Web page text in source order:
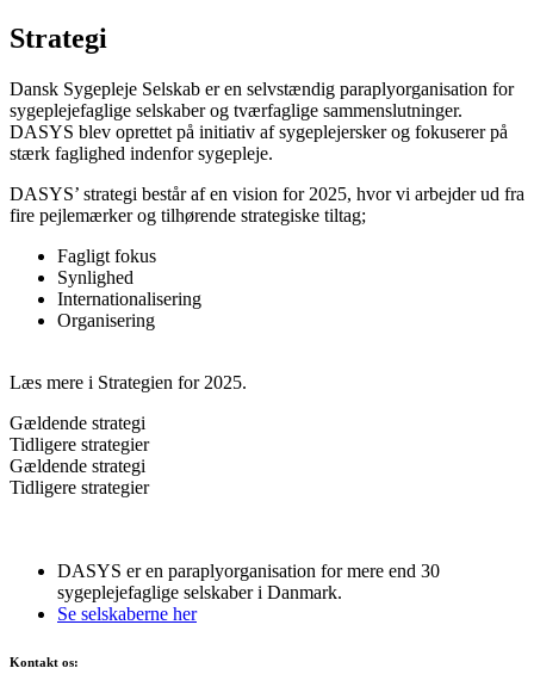
Strategi
Dansk Sygepleje Selskab er en selvstændig paraplyorganisation for
sygeplejefaglige selskaber og tværfaglige sammenslutninger.
DASYS blev oprettet på initiativ af sygeplejersker og fokuserer på
stærk faglighed indenfor sygepleje.
DASYS’ strategi består af en vision for 2025, hvor vi arbejder ud fra
fire pejlemærker og tilhørende strategiske tiltag;
Fagligt fokus
Synlighed
Internationalisering
Organisering
Læs mere i Strategien for 2025.
Gældende strategi
Tidligere strategier
Gældende strategi
Tidligere strategier
DASYS er en paraplyorganisation for mere end 30
sygeplejefaglige selskaber i Danmark.
Se selskaberne her
Kontakt os: